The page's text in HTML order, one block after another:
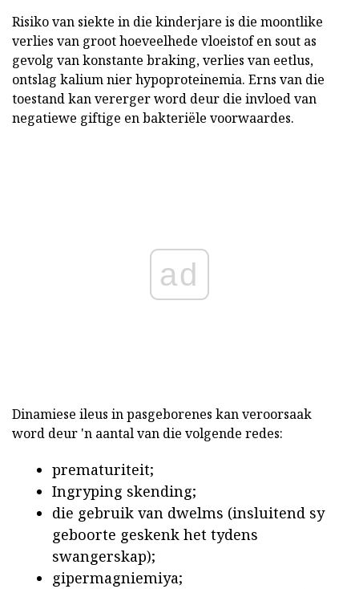
Risiko van siekte in die kinderjare is die moontlike
verlies van groot hoeveelhede vloeistof en sout as
gevolg van konstante braking, verlies van eetlus,
ontslag kalium nier hypoproteinemia. Erns van die
toestand kan vererger word deur die invloed van
negatiewe giftige en bakteriële voorwaardes.
ad
Dinamiese ileus in pasgeborenes kan veroorsaak
word deur 'n aantal van die volgende redes:
prematuriteit;
Ingryping skending;
die gebruik van dwelms (insluitend sy
geboorte geskenk het tydens
swangerskap);
gipermagniemiya;